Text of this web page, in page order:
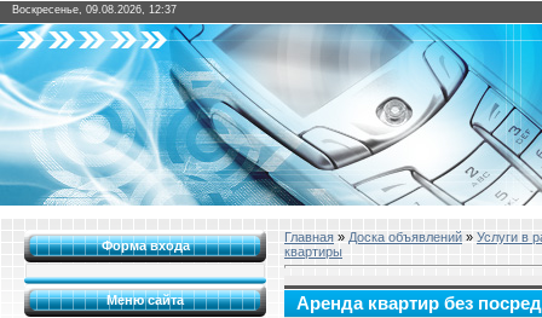
Воскресенье, 09.08.2026, 12:37
Форма входа
Меню сайта
Главная » Доска объявлений » Услуги в
квартиры
Аренда квартир без